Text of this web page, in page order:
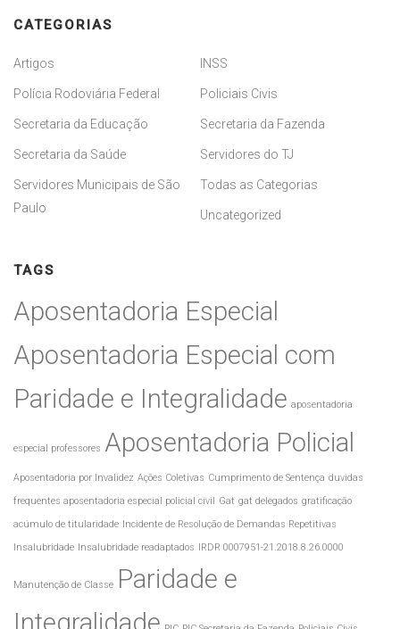
CATEGORIAS
Artigos INSS
Polícia Rodoviária Federal Policiais Civis
Secretaria da Educação Secretaria da Fazenda
Secretaria da Saúde Servidores do TJ
Servidores Municipais de São
Paulo
Todas as Categorias
Uncategorized
TAGS
Aposentadoria Especial
Aposentadoria Especial com
Paridade e Integralidade aposentadoria
especial professores Aposentadoria Policial
Aposentadoria por Invalidez Ações Coletivas Cumprimento de Sentença duvidas
frequentes aposentadoria especial policial civil
Gat gat delegados gratificação
acúmulo de titularidade
Incidente de Resolução de Demandas Repetitivas
Insalubridade
Insalubridade readaptados IRDR 0007951-21.2018.8.26.0000
Manutenção de Classe Paridade e